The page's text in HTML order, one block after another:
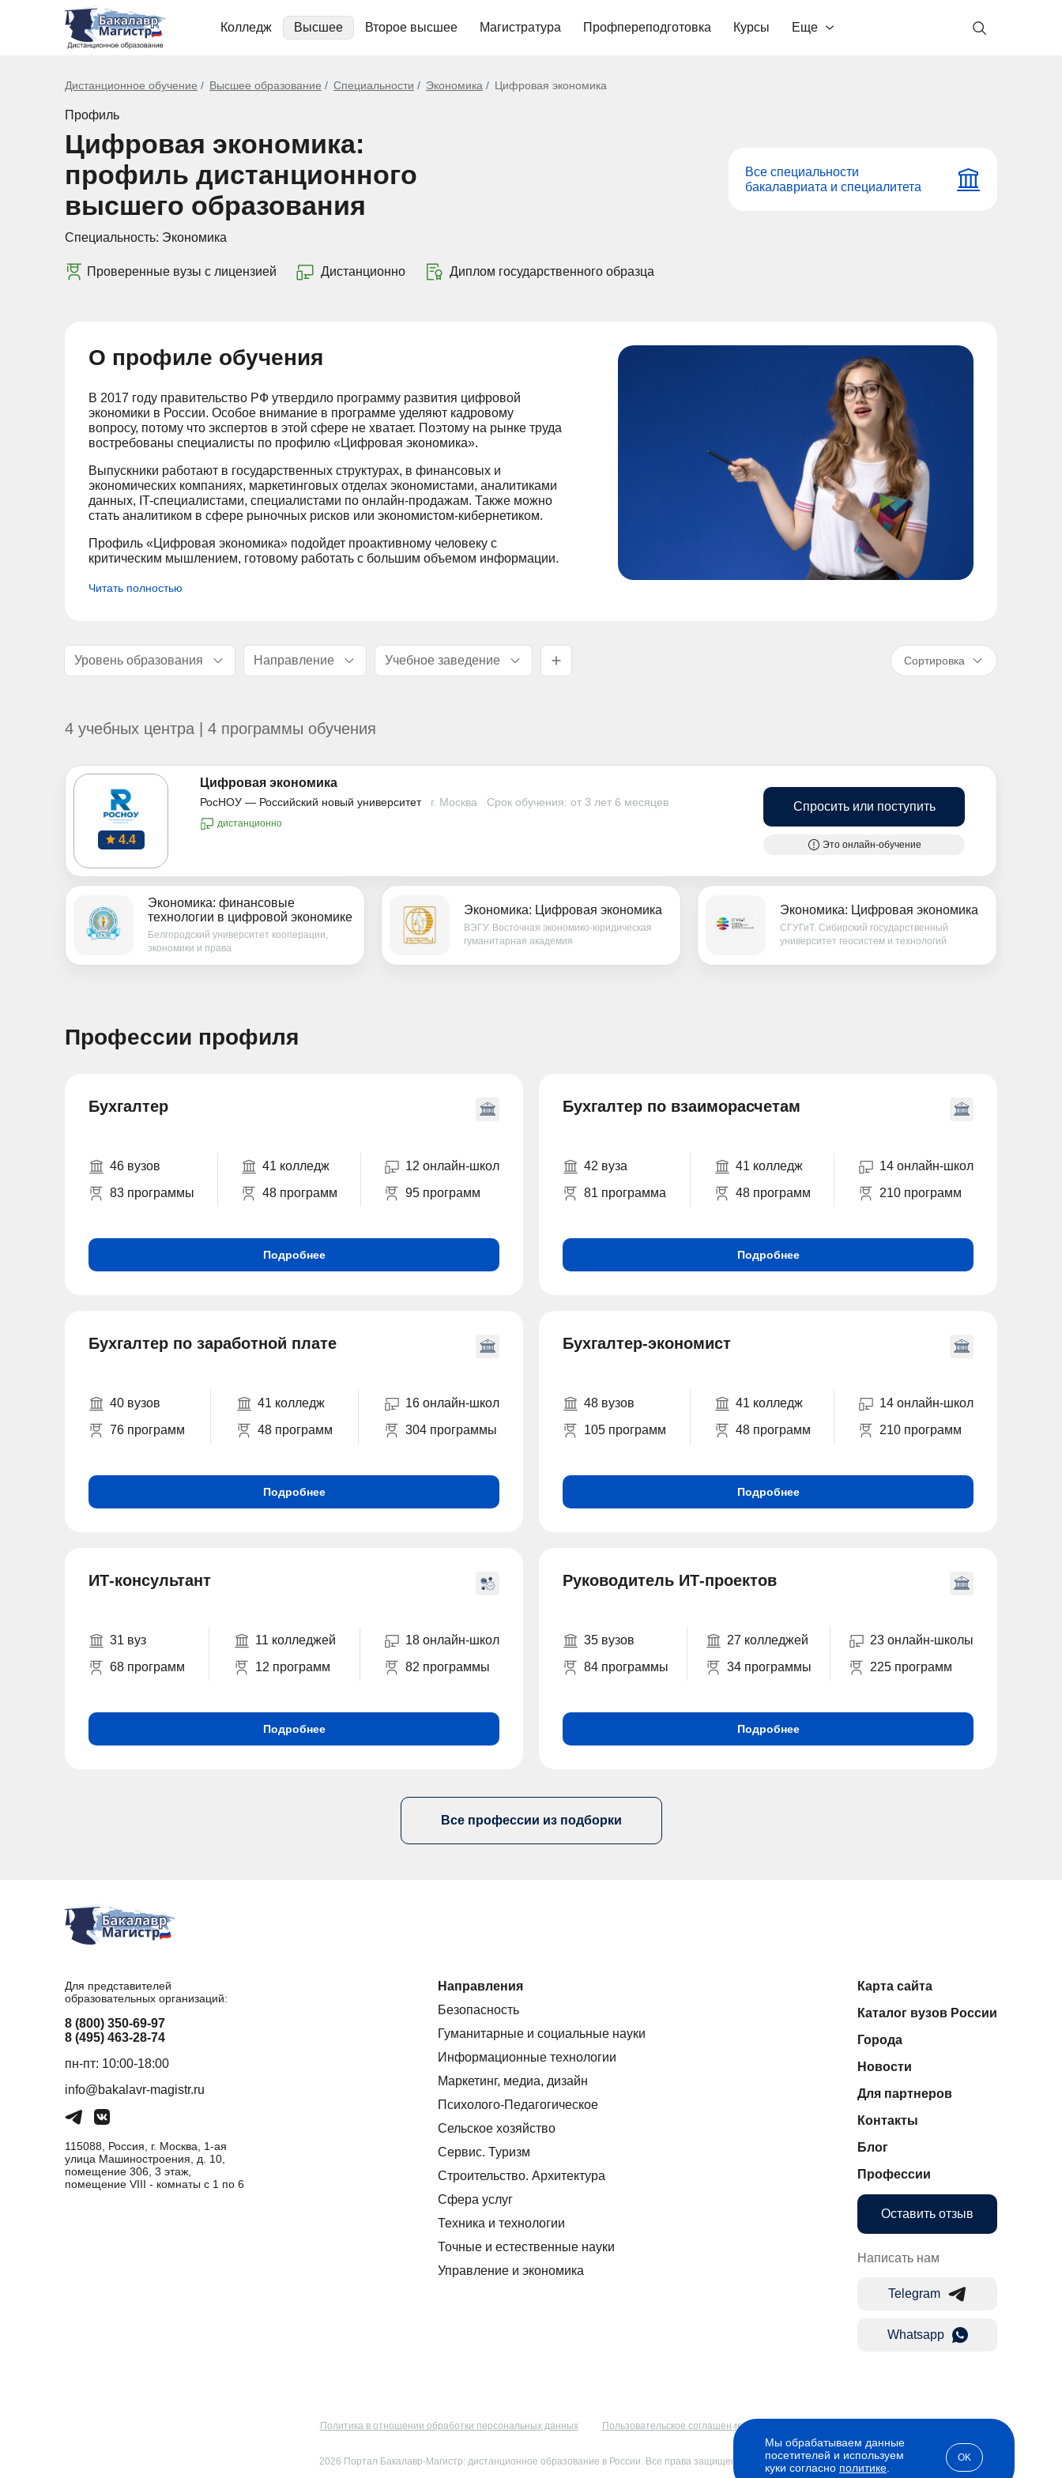
Колледж Высшее Второе высшее Магистратура Профпереподготовка Курсы Еще
Дистанционное обучение Высшее образование Специальности Экономика Цифровая экономика
Профиль
Цифровая экономика:
профиль дистанционного
высшего образования
Специальность: Экономика
Все специальности
бакалавриата и специалитета
Проверенные вузы с лицензией Дистанционно Диплом государственного образца
О профиле обучения
В 2017 году правительство РФ утвердило программу развития цифровой
экономики в России. Особое внимание в программе уделяют кадровому
вопросу, потому что экспертов в этой сфере не хватает. Поэтому на рынке труда
востребованы специалисты по профилю «Цифровая экономика».
Выпускники работают в государственных структурах, в финансовых и
экономических компаниях, маркетинговых отделах экономистами, аналитиками
данных, IT-специалистами, специалистами по онлайн-продажам. Также можно
стать аналитиком в сфере рыночных рисков или экономистом-кибернетиком.
Профиль «Цифровая экономика» подойдет проактивному человеку с
критическим мышлением, готовому работать с большим объемом информации.
Читать полностью
Уровень образования Направление Учебное заведение Сортировка
4 учебных центра | 4 программы обучения
4.4
Цифровая экономика
РосНОУ — Российский новый университет г. Москва Срок обучения: от 3 лет 6 месяцев
дистанционно
Спросить или поступить
Это онлайн-обучение
Экономика: финансовые
технологии в цифровой экономике
Белгородский университет кооперации,
экономики и права
Экономика: Цифровая экономика
ВЭГУ. Восточная экономико-юридическая
гуманитарная академия
Экономика: Цифровая экономика
СГУГиТ. Сибирский государственный
университет геосистем и технологий
Профессии профиля
Бухгалтер
46 вузов
83 программы
41 колледж
48 программ
12 онлайн-школ
95 программ
Подробнее
Бухгалтер по взаиморасчетам
42 вуза
81 программа
41 колледж
48 программ
14 онлайн-школ
210 программ
Подробнее
Бухгалтер по заработной плате
40 вузов
76 программ
41 колледж
48 программ
16 онлайн-школ
304 программы
Подробнее
Бухгалтер-экономист
48 вузов
105 программ
41 колледж
48 программ
14 онлайн-школ
210 программ
Подробнее
ИТ-консультант
31 вуз
68 программ
11 колледжей
12 программ
18 онлайн-школ
82 программы
Подробнее
Руководитель ИТ-проектов
35 вузов
84 программы
27 колледжей
34 программы
23 онлайн-школы
225 программ
Подробнее
Все профессии из подборки
Для представителей
образовательных организаций:
8 (800) 350-69-97
8 (495) 463-28-74
пн-пт: 10:00-18:00
info@bakalavr-magistr.ru
115088, Россия, г. Москва, 1-ая
улица Машиностроения, д. 10,
помещение 306, 3 этаж,
помещение VIII - комнаты с 1 по 6
Направления
Безопасность
Гуманитарные и социальные науки
Информационные технологии
Маркетинг, медиа, дизайн
Психолого-Педагогическое
Сельское хозяйство
Сервис. Туризм
Строительство. Архитектура
Сфера услуг
Техника и технологии
Точные и естественные науки
Управление и экономика
Карта сайта
Каталог вузов России
Города
Новости
Для партнеров
Контакты
Блог
Профессии
Оставить отзыв
Написать нам
Telegram
Whatsapp
Политика в отношении обработки персональных данных Пользовательское соглашение
2026 Портал Бакалавр-Магистр: дистанционное образование в России. Все права защищены
Мы обрабатываем данные
посетителей и используем
куки согласно политике
OK